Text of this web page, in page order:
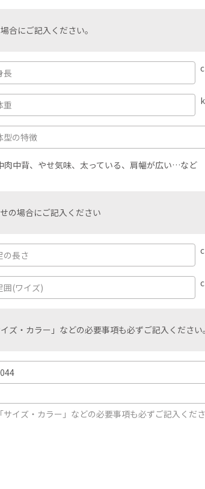
合にご記入ください。
中背、やせ気味、太っている、肩幅が広い…など
の場合にご記入ください
ズ・カラー」などの必要事項も必ずご記入ください。